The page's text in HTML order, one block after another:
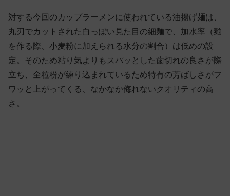
対する今回のカップラーメンに使われている油揚げ麺は、
丸刃でカットされた白っぽい見た目の細麺で、加水率（麺
を作る際、小麦粉に加えられる水分の割合）は低めの設
定。そのため粘り気よりもスパッとした歯切れの良さが際
立ち、全粒粉が練り込まれているため特有の芳ばしさがフ
ワッと上がってくる、なかなか侮れないクオリティの高
さ。